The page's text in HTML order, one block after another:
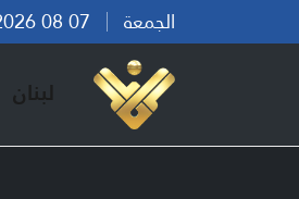
الجمعة
لبنان